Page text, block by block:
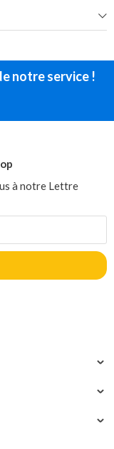
notre service !
à notre Lettre